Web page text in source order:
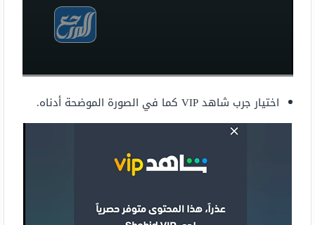
اختيار جرب شاهد VIP كما في الصورة الموضحة أدناه.